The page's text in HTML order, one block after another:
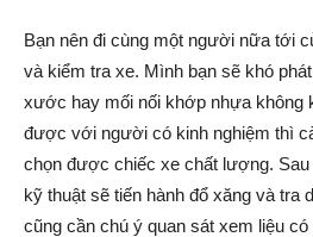
Bạn nên đi cùng một người nữa tới
và kiểm tra xe. Mình bạn sẽ khó
xước hay mối nối khớp nhựa không
được với người có kinh nghiệm thì
chọn được chiếc xe chất lượng. Sau
kỹ thuật sẽ tiến hành đổ xăng và tra
cũng cần chú ý quan sát xem liệu